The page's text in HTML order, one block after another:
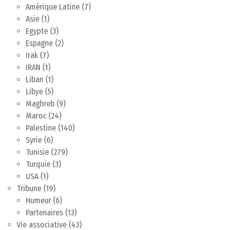
Amérique Latine (7)
Asie (1)
Egypte (3)
Espagne (2)
Irak (7)
IRAN (1)
Liban (1)
Libye (5)
Maghreb (9)
Maroc (24)
Palestine (140)
Syrie (6)
Tunisie (279)
Turquie (3)
USA(1)
Tribune (19)
Humeur (6)
Partenaires (13)
Vie associative (43)